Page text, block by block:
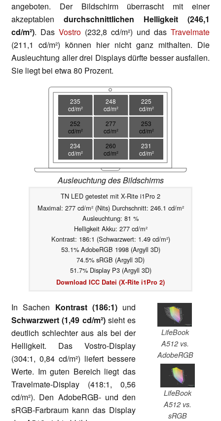
angeboten. Der Bildschirm überrascht mit einer
akzeptablen durchschnittlichen Helligkeit (246,1
cd/m²). Das Vostro (232,8 cd/m²) und das Travelmate
(211,1 cd/m²) können hier nicht ganz mithalten. Die
Ausleuchtung aller drei Displays dürfte besser ausfallen.
Sie liegt bei etwa 80 Prozent.
235
cd/m²
248
cd/m²
225
cd/m²
252
cd/m²
277
cd/m²
253
cd/m²
234
cd/m²
260
cd/m²
231
cd/m²
Ausleuchtung des Bildschirms
TN LED getestet mit X-Rite i1Pro 2
Maximal: 277 cd/m² (Nits) Durchschnitt: 246.1 cd/m²
Ausleuchtung: 81 %
Helligkeit Akku: 277 cd/m²
Kontrast: 186:1 (Schwarzwert: 1.49 cd/m²)
53.1% AdobeRGB 1998 (Argyll 3D)
74.5% sRGB (Argyll 3D)
51.7% Display P3 (Argyll 3D)
Download ICC Datei (X-Rite i1Pro 2)
LifeBook
A512 vs.
AdobeRGB
LifeBook
A512 vs.
sRGB
In Sachen Kontrast (186:1)und
Schwarzwert (1,49 cd/m²)sieht es
deutlich schlechter aus als bei der
Helligkeit. Das Vostro-Display
(304:1, 0,84 cd/m²) liefert bessere
Werte. Im guten Bereich liegt das
Travelmate-Display (418:1, 0,56
cd/m²). Den AdobeRGB- und den
sRGB-Farbraum kann das Display